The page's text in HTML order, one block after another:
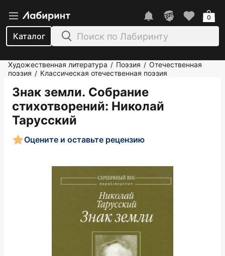
Каталог
0
Художественная литература / Поэзия / Отечественная
поэзия / Классическая отечественная поэзия
Знак земли. Собрание
стихотворений: Николай
Тарусский
Оцените и оставьте рецензию